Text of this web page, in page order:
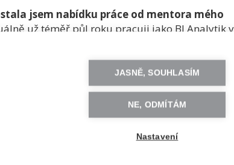
jsem nabídku práce od mentora mého
už téměř půl roku pracuji jako BI Analytik v
zda změnit svou kariéru. Není to jednoduché,
JASNĚ, SOUHLASÍM
NE, ODMÍTÁM
Nastavení